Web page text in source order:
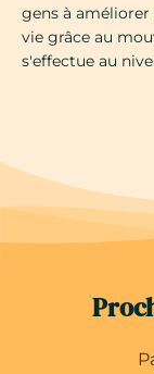
gens à
vie grâce au
s'effectue au